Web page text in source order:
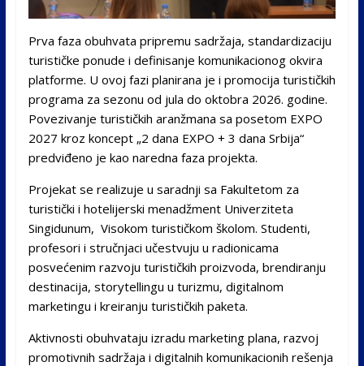
Prva faza obuhvata pripremu sadržaja, standardizaciju
turističke ponude i definisanje komunikacionog okvira
platforme. U ovoj fazi planirana je i promocija turističkih
programa za sezonu od jula do oktobra 2026. godine.
Povezivanje turističkih aranžmana sa posetom EXPO
2027 kroz koncept „2 dana EXPO + 3 dana Srbija“
predviđeno je kao naredna faza projekta.
Projekat se realizuje u saradnji sa Fakultetom za
turistički i hotelijerski menadžment Univerziteta
Singidunum, Visokom turističkom školom. Studenti,
profesori i stručnjaci učestvuju u radionicama
posvećenim razvoju turističkih proizvoda, brendiranju
destinacija, storytellingu u turizmu, digitalnom
marketingu i kreiranju turističkih paketa.
Aktivnosti obuhvataju izradu marketing plana, razvoj
promotivnih sadržaja i digitalnih komunikacionih rešenja